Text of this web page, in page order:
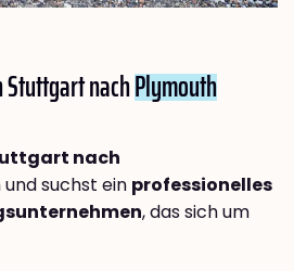
nachPlymouth
nach
suchst ein professionelles
, das sich um